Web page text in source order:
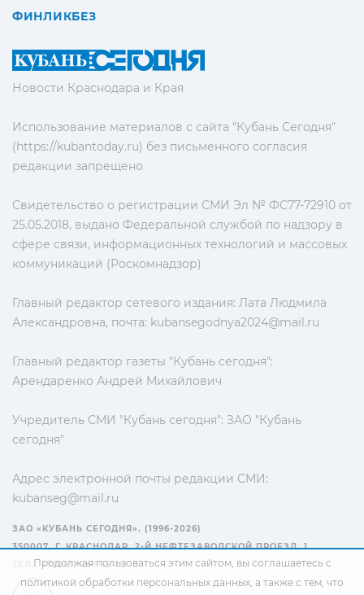
Новости Краснодара и Края
Использование материалов с сайта "Кубань Сегодня"
(https://kubantoday.ru) без письменного согласия
редакции запрещено
Свидетельство о регистрации СМИ Эл № ФС77-72910 от
25.05.2018, выдано Федеральной службой по надзору в
сфере связи, информационных технологий и массовых
коммуникаций (Роскомнадзор)
Главный редактор сетевого издания: Лата Людмила
Александровна, почта: kubansegodnya2024@mail.ru
Главный редактор газеты "Кубань сегодня":
Арендаренко Андрей Михайлович
Учредитель СМИ "Кубань сегодня": ЗАО "Кубань
сегодня"
Адрес электронной почты редакции СМИ:
kubanseg@mail.ru
ФИНЛИКБЕЗ
ЗАО «КУБАНЬ СЕГОДНЯ». (1996-2026)
350007, Г. КРАСНОДАР, 2-Й НЕФТЕЗАВОДСКОЙ ПРОЕЗД, 1
ТЕЛ.: +7(861) 267-15-15
Продолжая пользоваться этим сайтом, вы соглашаетесь с
политикой обработки персональных данных, а также с тем, что